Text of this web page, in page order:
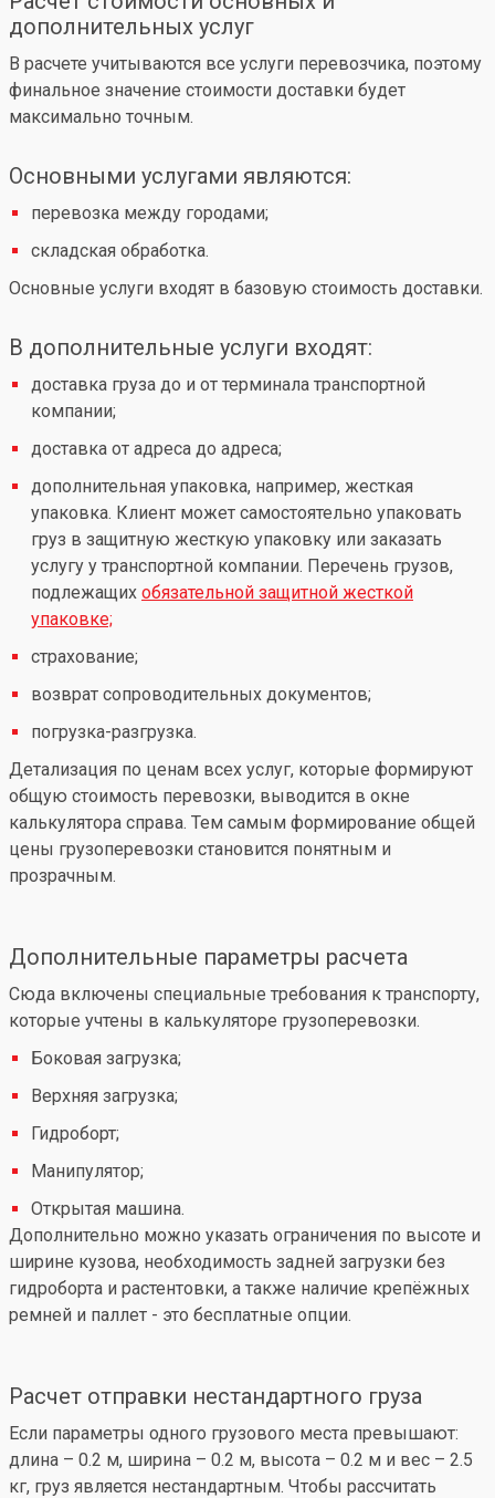
дополнительных услуг
В расчете учитываются все услуги перевозчика, поэтому
финальное значение стоимости доставки будет
максимально точным.
Основными услугами являются:
перевозка между городами;
складская обработка.
Основные услуги входят в базовую стоимость доставки.
В дополнительные услуги входят:
доставка груза до и от терминала транспортной
компании;
доставка от адреса до адреса;
дополнительная упаковка, например, жесткая
упаковка. Клиент может самостоятельно упаковать
груз в защитную жесткую упаковку или заказать
услугу у транспортной компании. Перечень грузов,
подлежащих обязательной защитной жесткой
упаковке;
страхование;
возврат сопроводительных документов;
погрузка-разгрузка.
Детализация по ценам всех услуг, которые формируют
общую стоимость перевозки, выводится в окне
калькулятора справа. Тем самым формирование общей
цены грузоперевозки становится понятным и
прозрачным.
Дополнительные параметры расчета
Сюда включены специальные требования к транспорту,
которые учтены в калькуляторе грузоперевозки.
Боковая загрузка;
Верхняя загрузка;
Гидроборт;
Манипулятор;
Открытая машина.
Дополнительно можно указать ограничения по высоте и
ширине кузова, необходимость задней загрузки без
гидроборта и растентовки, а также наличие крепёжных
ремней и паллет - это бесплатные опции.
Расчет отправки нестандартного груза
Если параметры одного грузового места превышают:
длина – 0.2 м, ширина – 0.2 м, высота – 0.2 м и вес – 2.5
кг, груз является нестандартным. Чтобы рассчитать